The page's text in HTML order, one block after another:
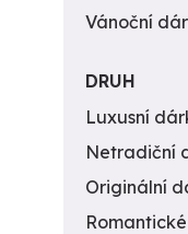
Vánoční
DRUH
Luxusní
Netradiční
Originální